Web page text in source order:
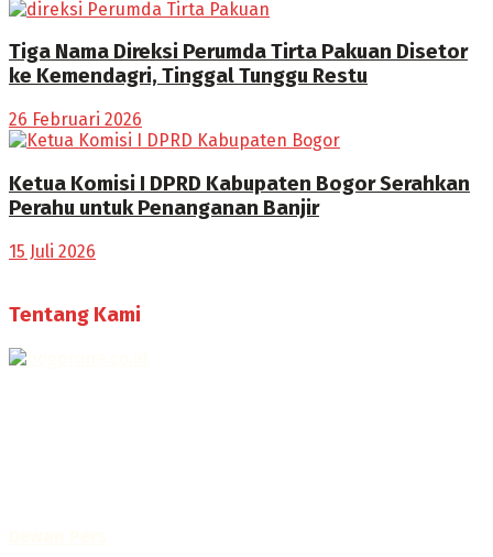
Tiga Nama Direksi Perumda Tirta Pakuan Disetor
ke Kemendagri, Tinggal Tunggu Restu
26 Februari 2026
Ketua Komisi I DPRD Kabupaten Bogor Serahkan
Perahu untuk Penanganan Banjir
15 Juli 2026
Tentang Kami